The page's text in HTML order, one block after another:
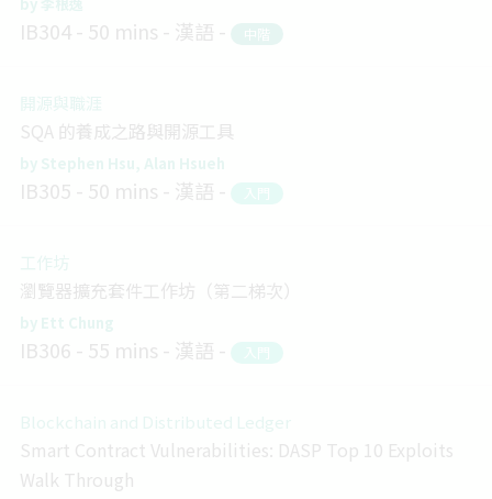
IB304 50 mins 漢語 中階
開源與職涯
SQA 的養成之路與開源工具
Stephen Hsu Alan Hsueh
IB305 50 mins 漢語 入門
工作坊
瀏覽器擴充套件工作坊（第二梯次）
Ett Chung
IB306 55 mins 漢語 入門
Blockchain and Distributed Ledger
Smart Contract Vulnerabilities: DASP Top 10 Exploits
Walk Through